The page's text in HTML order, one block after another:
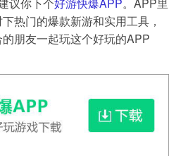
热门的爆款新游和实用工具，
朋友一起玩这个好玩的APP